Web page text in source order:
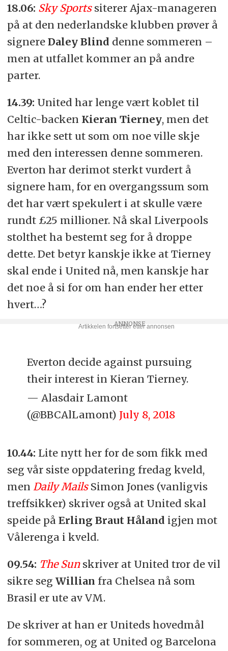
18.06: Sky Sportssiterer Ajax-manageren
på at den nederlandske klubben prøver å
signere Daley Blind denne sommeren –
men at utfallet kommer an på andre
parter.
14.39: United har lenge vært koblet til
Celtic-backen Kieran Tierney, men det
har ikke sett ut som om noe ville skje
med den interessen denne sommeren.
Everton har derimot sterkt vurdert å
signere ham, for en overgangssum som
det har vært spekulert i at skulle være
rundt £25 millioner. Nå skal Liverpools
stolthet ha bestemt seg for å droppe
dette. Det betyr kanskje ikke at Tierney
skal ende i United nå, men kanskje har
det noe å si for om han ender her etter
hvert…?
Everton decide against pursuing
their interest in Kieran Tierney.
— Alasdair Lamont
(@BBCAlLamont) July 8, 2018
10.44: Lite nytt her for de som fikk med
seg vår siste oppdatering fredag kveld,
men Daily MailsSimon Jones (vanligvis
treffsikker) skriver også at United skal
speide på Erling Braut Håland igjen mot
Vålerenga i kveld.
09.54: The Sunskriver at United tror de vil
sikre seg Willian fra Chelsea nå som
Brasil er ute av VM.
De skriver at han er Uniteds hovedmål
for sommeren, og at United og Barcelona